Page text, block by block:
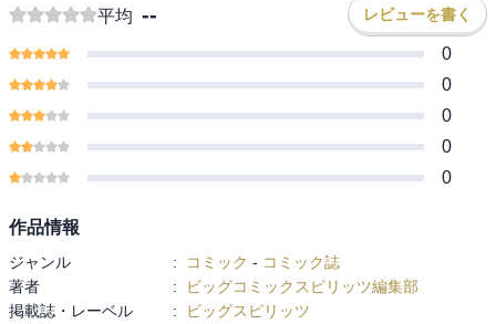
平均 -- レビューを書く
0
0
0
0
0
作品情報
ジャンル : コミック - コミック誌
著者
:
ビッグコミックスピリッツ編集部
掲載誌・レーベル
:
ビッグスピリッツ